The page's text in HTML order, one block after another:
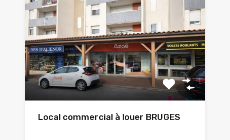
Local commercial à louer BRUGES